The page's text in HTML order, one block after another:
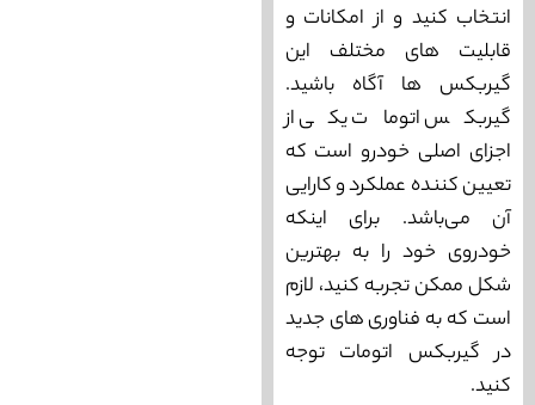
انتخاب کنید و از امکانات و
قابلیت‌ های مختلف این
گیربکس‌ ها آگاه باشید.
گیربکس اتومات یکی از
اجزای اصلی خودرو است که
تعیین کننده عملکرد و کارایی
آن می‌‌‌باشد. برای اینکه
خودروی خود را به بهترین
شکل ممکن تجربه کنید، لازم
است که به فناوری‌ های جدید
در گیربکس اتومات توجه
کنید.